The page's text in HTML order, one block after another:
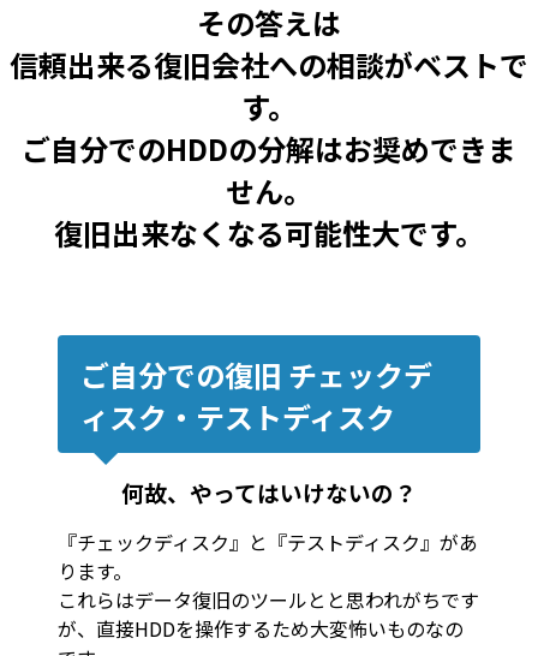
その答えは
信頼出来る復旧会社への相談がベストで
す。
ご自分でのHDDの分解はお奨めできま
せん。
復旧出来なくなる可能性大です。
ご自分での復旧 チェックデ
ィスク・テストディスク
何故、やってはいけないの？
『チェックディスク』と『テストディスク』があ
ります。
これらはデータ復旧のツールとと思われがちです
が、直接HDDを操作するため大変怖いものなの